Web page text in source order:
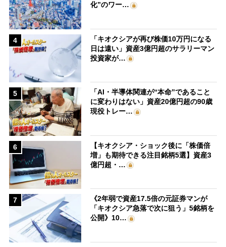
化”のワー…
4
「キオクシアが再び株価10万円になる
日は遠い」資産3億円超のサラリーマン
投資家が…
5
「AI・半導体関連が“本命”であること
に変わりはない」資産20億円超の90歳
現役トレー…
6
【キオクシア・ショック後に「株価倍
増」も期待できる注目銘柄5選】資産3
億円超・…
7
《2年弱で資産17.5倍の元証券マンが
「キオクシア急落で次に狙う」5銘柄を
公開》10…